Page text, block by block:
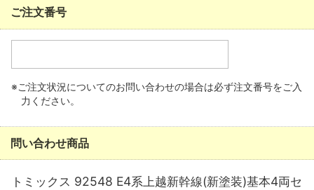
ご注文番号
※ご注文状況についてのお問い合わせの場合は必ず注文番号をご入
力ください。
問い合わせ商品
トミックス 92548 E4系上越新幹線(新塗装)基本4両セ